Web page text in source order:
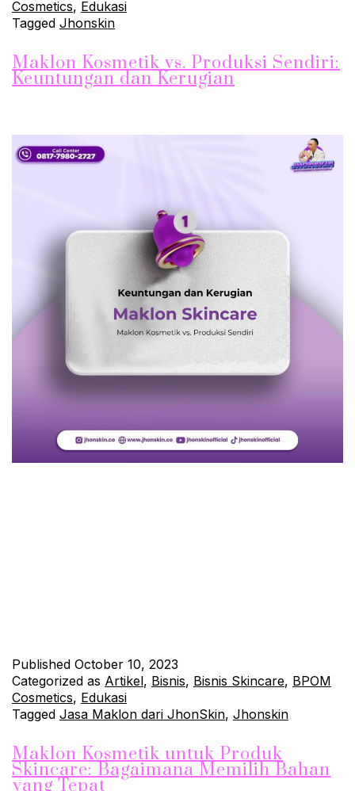
Cosmetics, Edukasi
Tagged Jhonskin
Maklon Kosmetik vs. Produksi Sendiri:
Keuntungan dan Kerugian
Published October 10, 2023
Categorized as Artikel, Bisnis, Bisnis Skincare, BPOM
Cosmetics, Edukasi
Tagged Jasa Maklon dari JhonSkin, Jhonskin
Maklon Kosmetik untuk Produk
Skincare: Bagaimana Memilih Bahan
yang Tepat